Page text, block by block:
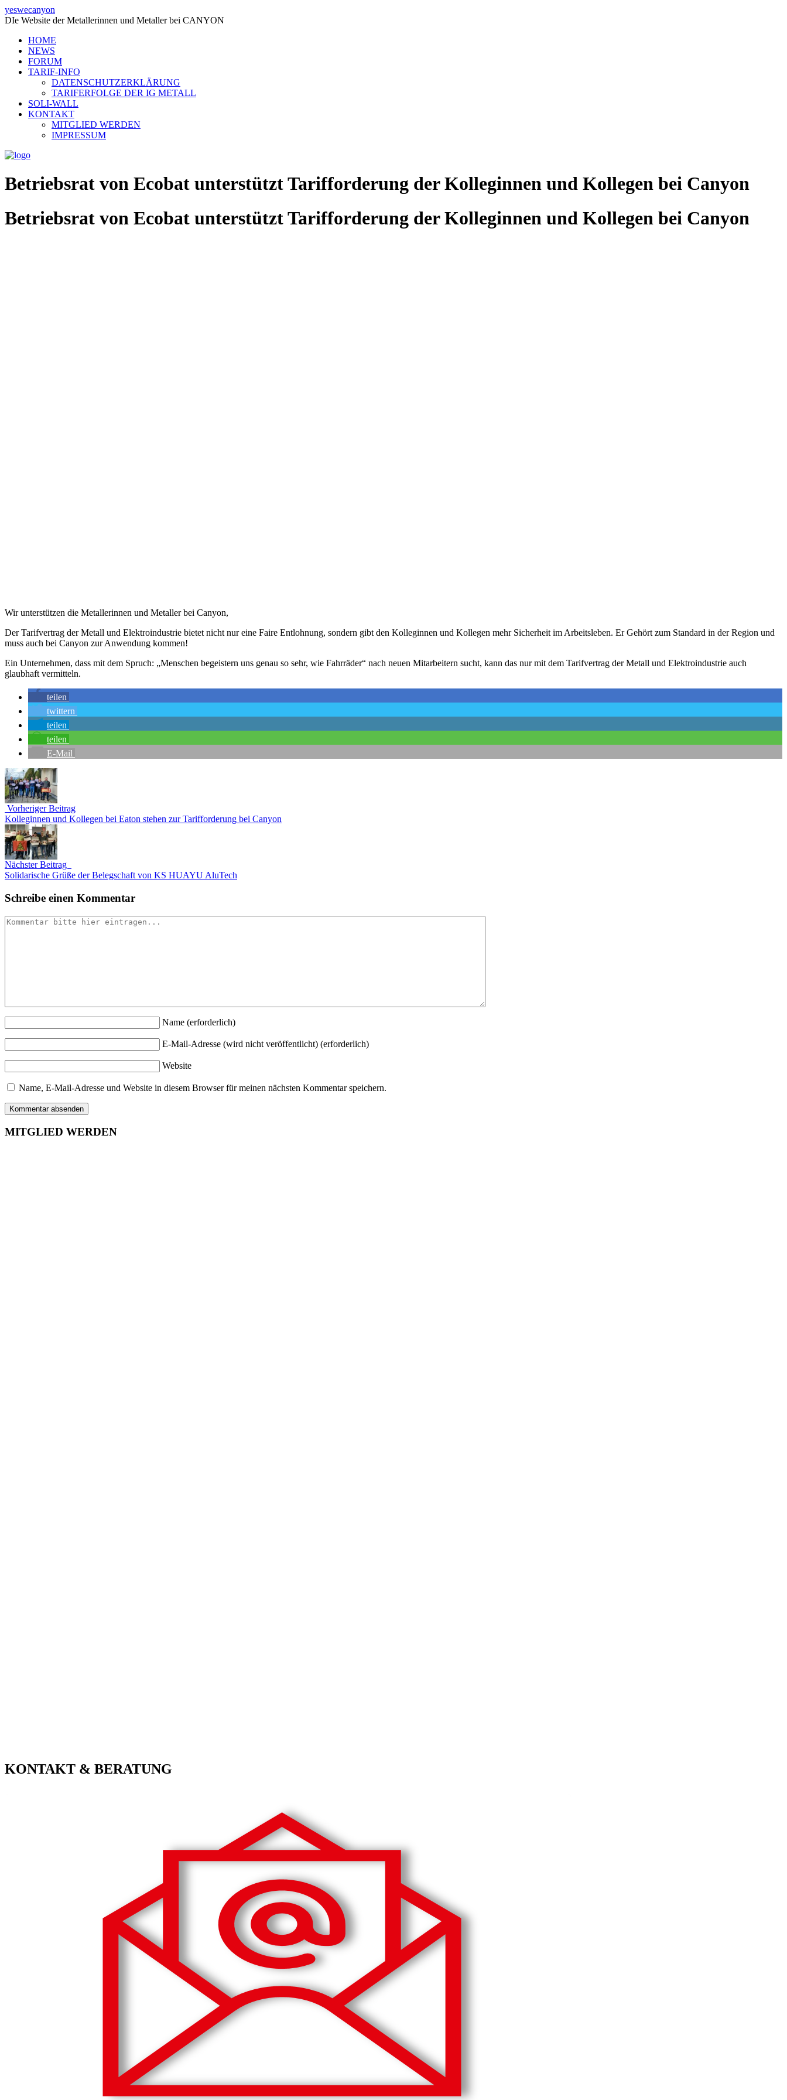
yeswecanyon
DIe Website der Metallerinnen und Metaller bei CANYON
HOME
NEWS
FORUM
TARIF-INFO
DATENSCHUTZERKLÄRUNG
TARIFERFOLGE DER IG METALL
SOLI-WALL
KONTAKT
MITGLIED WERDEN
IMPRESSUM
Betriebsrat von Ecobat unterstützt Tarifforderung der Kolleginnen und Kollegen bei Canyon
Betriebsrat von Ecobat unterstützt Tarifforderung der Kolleginnen und Kollegen bei Canyon
Wir unterstützen die Metallerinnen und Metaller bei Canyon,
Der Tarifvertrag der Metall und Elektroindustrie bietet nicht nur eine Faire Entlohnung, sondern gibt den Kolleginnen und Kollegen mehr Sicherheit im Arbeitsleben. Er Gehört zum Standard in der Region und
muss auch bei Canyon zur Anwendung kommen!
Ein Unternehmen, dass mit dem Spruch: „Menschen begeistern uns genau so sehr, wie Fahrräder“ nach neuen Mitarbeitern sucht, kann das nur mit dem Tarifvertrag der Metall und Elektroindustrie auch
glaubhaft vermitteln.
teilen
twittern
teilen
teilen
E-Mail
Vorheriger Beitrag
Kolleginnen und Kollegen bei Eaton stehen zur Tarifforderung bei Canyon
Nächster Beitrag
Solidarische Grüße der Belegschaft von KS HUAYU AluTech
Schreibe einen Kommentar
Name (erforderlich)
E-Mail-Adresse (wird nicht veröffentlicht) (erforderlich)
Website
Name, E-Mail-Adresse und Website in diesem Browser für meinen nächsten Kommentar speichern.
MITGLIED WERDEN
KONTAKT & BERATUNG